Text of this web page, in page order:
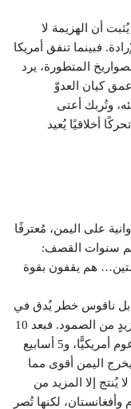
أن الهزيمة لا
فبينما تنفق أمريكا
المتطورة، يرد
كيان العدوّ
وتُربك أعتى
أخلاقيًا يُعيد
على اليمن، مُعترفًا
سنوات القصف:
هم يقفون بقوة
بل ناقوس خطر يُدق في
واشنطن: الحرب على اليمن لم تُنتج سوى مزيدٍ من الصمود. فبعد 10
سنوات من العدوان السعوديّ الإماراتي المدعوم أمريكيًّا، و5 أسابيع
اليمن أقوى مما
إلا المزيد من
وأفغانستان، لكنها تُصر